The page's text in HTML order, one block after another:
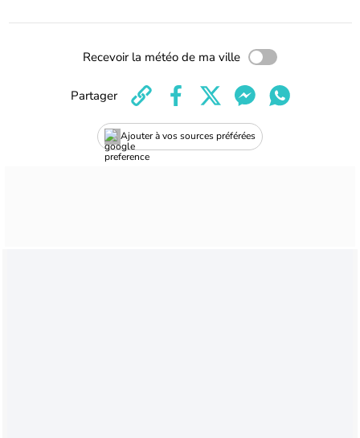
Recevoir la météo de ma ville
Ajouter à vos sources préférées
Partager